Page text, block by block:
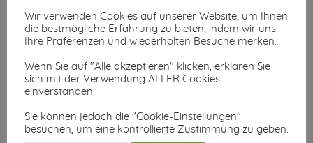
Weitere
Wir verwenden Cookies auf unserer Website, um Ihnen
die bestmögliche Erfahrung zu bieten, indem wir uns
Ihre Präferenzen und wiederholten Besuche merken.
Wenn Sie auf "Alle akzeptieren" klicken, erklären Sie
sich mit der Verwendung ALLER Cookies
einverstanden.
Sie können jedoch die "Cookie-Einstellungen"
besuchen, um eine kontrollierte Zustimmung zu geben.